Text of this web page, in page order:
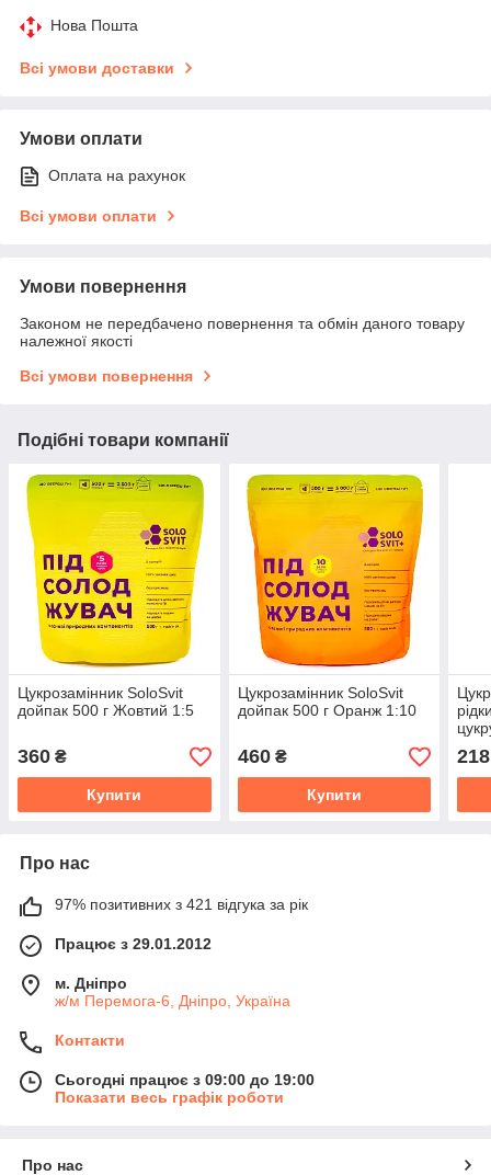
Нова Пошта
Всі умови доставки
Умови оплати
Оплата на рахунок
Всі умови оплати
Умови повернення
Законом не передбачено повернення та обмін даного товару
належної якості
Всі умови повернення
Подібні товари компанії
Цукрозамінник SoloSvit
дойпак 500 г Жовтий 1:5
360 ₴
Купити
Цукрозамінник SoloSvit
дойпак 500 г Оранж 1:10
460₴
Купити
218
Про нас
97% позитивних з 421 відгука за рік
Працює з 29.01.2012
м. Дніпро
ж/м Перемога-6, Дніпро, Україна
Контакти
Сьогодні працює з 09:00 до 19:00
Показати весь графік роботи
Про нас